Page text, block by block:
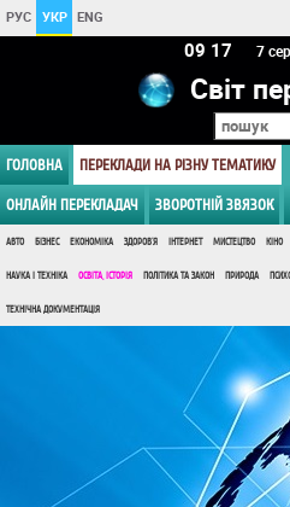
РУС УКР ENG
09:17 7
Світ
ГОЛОВНА ПЕРЕКЛАДИ НА РІЗНУ ТЕМАТИКУ
ОНЛАЙН ПЕРЕКЛАДАЧ ЗВОРОТНІЙ ЗВЯЗОК
АВТО БІЗНЕС ЕКОНОМІКА ЗДОРОВ'Я ІНТЕРНЕТ МИСТЕЦТВО КІНО
НАУКА І ТЕХНІКА ОСВІТА, ІСТОРІЯ ПОЛІТИКА ТА ЗАКОН ПРИРОДА
ТЕХНІЧНА ДОКУМЕНТАЦІЯ